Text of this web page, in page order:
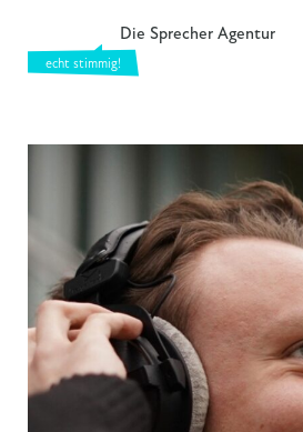
Die Sprecher Agentur